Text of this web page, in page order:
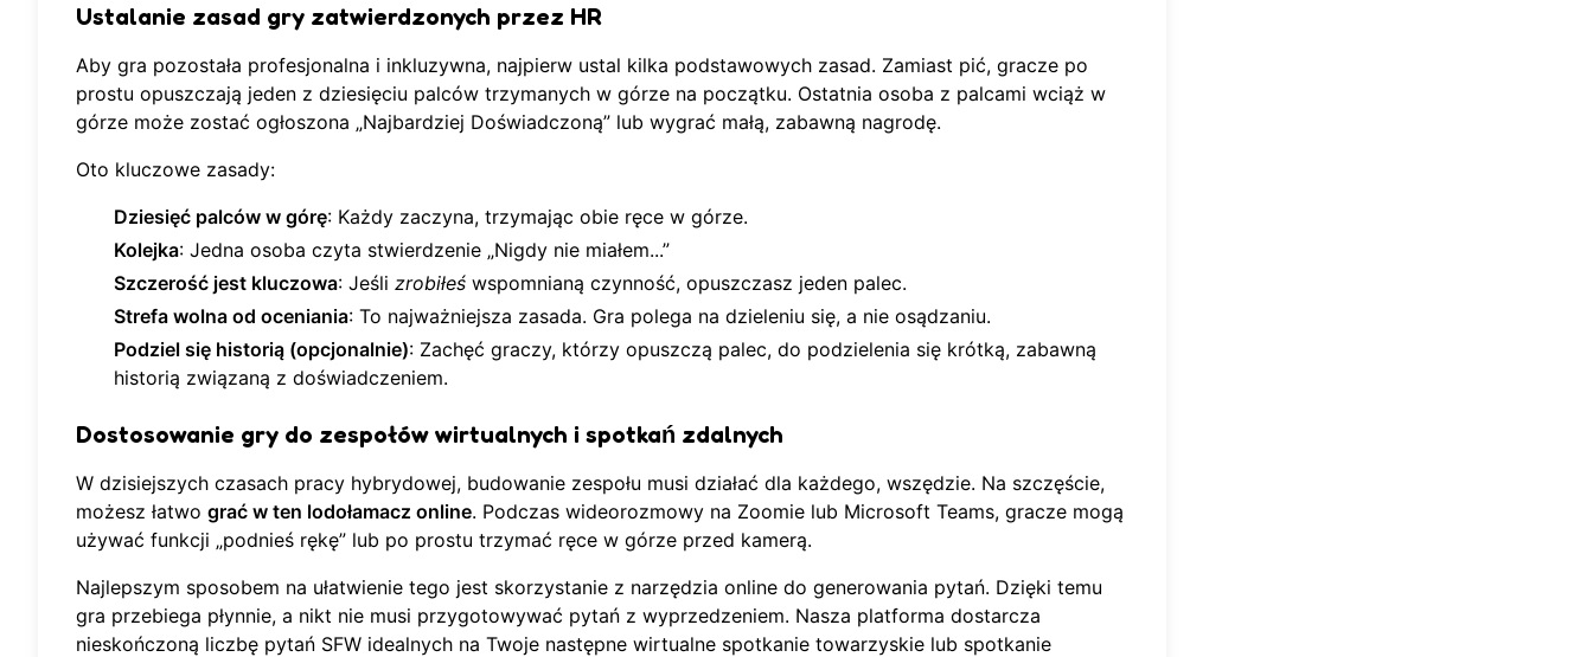
Ustalanie zasad gry zatwierdzonych przez HR
Aby gra pozostała profesjonalna i inkluzywna, najpierw ustal kilka podstawowych zasad. Zamiast pić, gracze po
prostu opuszczają jeden z dziesięciu palców trzymanych w górze na początku. Ostatnia osoba z palcami wciąż w
górze może zostać ogłoszona „Najbardziej Doświadczoną” lub wygrać małą, zabawną nagrodę.
Oto kluczowe zasady:
Dziesięć palców w górę: Każdy zaczyna, trzymając obie ręce w górze.
Kolejka: Jedna osoba czyta stwierdzenie „Nigdy nie miałem...”
Szczerość jest kluczowa: Jeśli zrobiłeś wspomnianą czynność, opuszczasz jeden palec.
Strefa wolna od oceniania: To najważniejsza zasada. Gra polega na dzieleniu się, a nie osądzaniu.
Podziel się historią (opcjonalnie): Zachęć graczy, którzy opuszczą palec, do podzielenia się krótką, zabawną
historią związaną z doświadczeniem.
Dostosowanie gry do zespołów wirtualnych i spotkań zdalnych
W dzisiejszych czasach pracy hybrydowej, budowanie zespołu musi działać dla każdego, wszędzie. Na szczęście,
możesz łatwo grać w ten lodołamacz online. Podczas wideorozmowy na Zoomie lub Microsoft Teams, gracze mogą
używać funkcji „podnieś rękę” lub po prostu trzymać ręce w górze przed kamerą.
Najlepszym sposobem na ułatwienie tego jest skorzystanie z narzędzia online do generowania pytań. Dzięki temu
gra przebiega płynnie, a nikt nie musi przygotowywać pytań z wyprzedzeniem. Nasza platforma dostarcza
nieskończoną liczbę pytań SFW idealnych na Twoje następne wirtualne spotkanie towarzyskie lub spotkanie